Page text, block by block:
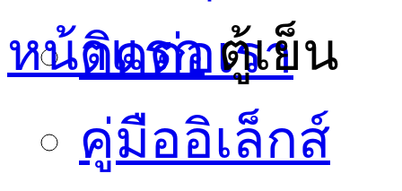
ติดต่อเรา
คู่มืออิเล็กส์
หน้าแรก ตู้เย็น